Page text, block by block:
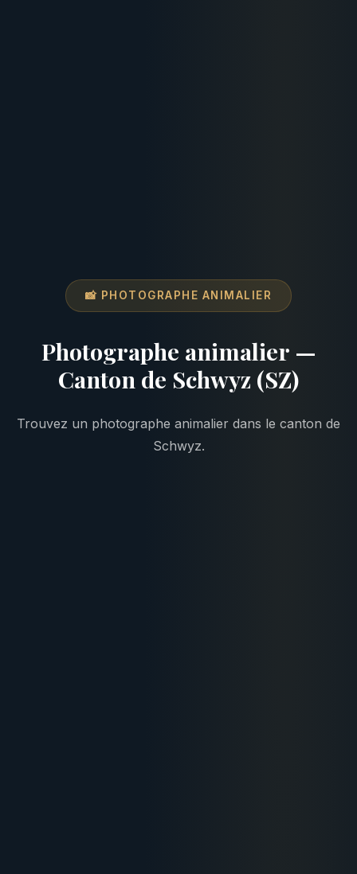
📸 PHOTOGRAPHE ANIMALIER
Photographe animalier —
Canton de Schwyz (SZ)
Trouvez un photographe animalier dans le canton de
Schwyz.